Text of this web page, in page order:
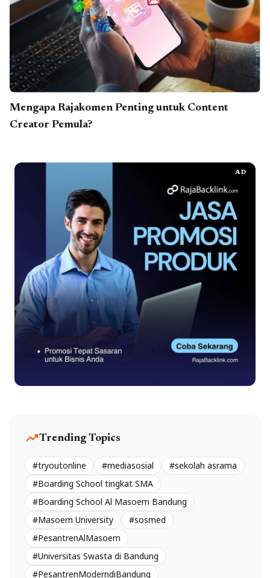
Mengapa Rajakomen Penting untuk Content
Creator Pemula?
AD
trending_upTrending Topics
#tryoutonline #mediasosial
#sekolah asrama
#Boarding School tingkat SMA
#Boarding School Al Masoem Bandung
#Masoem University
#sosmed
#PesantrenAlMasoem
#Universitas Swasta di Bandung
#PesantrenModerndiBandung